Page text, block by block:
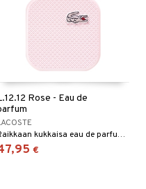
Rose - Eau de
Raikkaan kukkaisa eau de parfum - Lacoste
€